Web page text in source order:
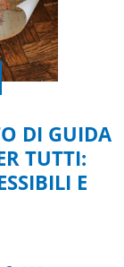
DI GUIDA
TUTTI:
E